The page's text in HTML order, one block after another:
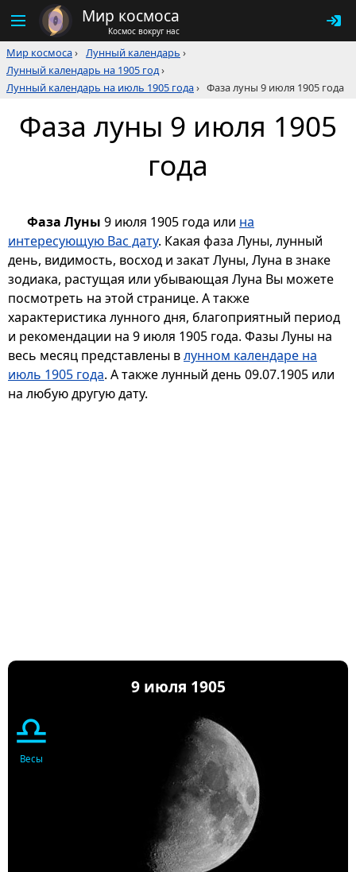
Мир космоса
Космос вокруг нас
Мир космоса› Лунный календарь ›
Лунный календарь на 1905 год›
Лунный календарь на июль 1905 года› Фаза луны 9 июля 1905 года
Фаза луны 9 июля 1905
года
Фаза Луны 9 июля 1905 года или на
интересующую Вас дату. Какая фаза Луны, лунный
день, видимость, восход и закат Луны, Луна в знаке
зодиака, растущая или убывающая Луна Вы можете
посмотреть на этой странице. А также
характеристика лунного дня, благоприятный период
и рекомендации на 9 июля 1905 года. Фазы Луны на
весь месяц представлены влунном календаре на
июль 1905 года. А также лунный день 09.07.1905 или
на любую другую дату.
9 июля 1905
♎
Весы